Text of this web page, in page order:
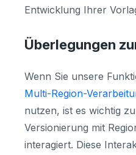
Entwicklung Ihrer
Überlegungen
Wenn Sie unsere
Multi-Region-
nutzen, ist es wichtig
Versionierung mit
interagiert. Diese